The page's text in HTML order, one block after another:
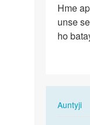
Hme
apni
mom
Hme
unse
ho
AuntyjiIn